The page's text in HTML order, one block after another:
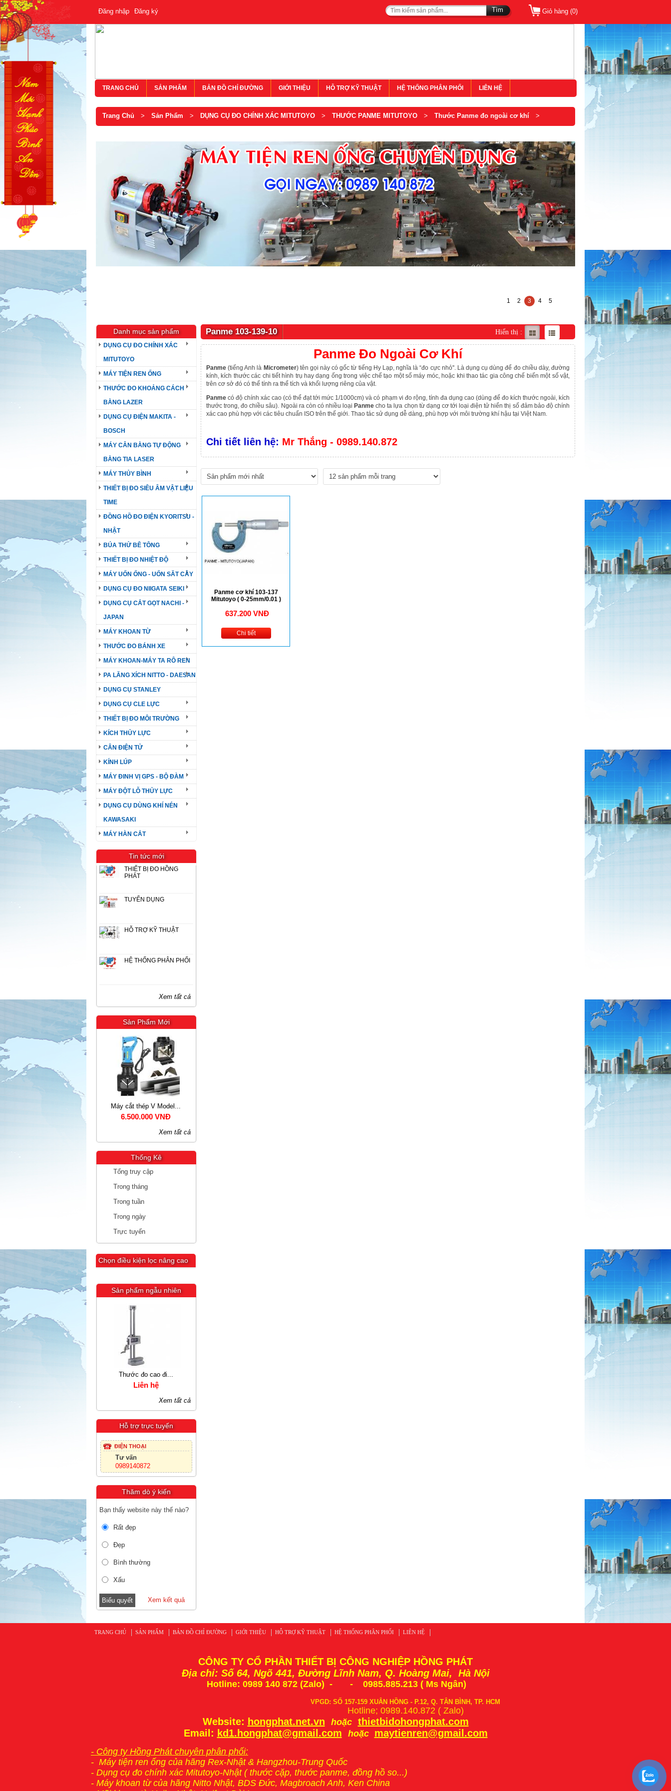
Đăng nhập Đăng ký Giỏ hàng (0)
Tìm
TRANG CHỦ SẢN PHẨM BẢN ĐỒ CHỈ ĐƯỜNG GIỚI THIỆU HỖ TRỢ KỸ THUẬT HỆ THỐNG PHÂN PHỐI LIÊN HỆ
Trang Chủ > Sản Phẩm > DỤNG CỤ ĐO CHÍNH XÁC MITUTOYO > THƯỚC PANME MITUTOYO > Thước Panme đo ngoài cơ khí >
1 2 3 4 5
Danh mục sản phẩm
DỤNG CỤ ĐO CHÍNH XÁC
MITUTOYO
MÁY TIỆN REN ỐNG
THƯỚC ĐO KHOẢNG CÁCH
BẰNG LAZER
DỤNG CỤ ĐIỆN MAKITA -
BOSCH
MÁY CÂN BẰNG TỰ ĐỘNG
BẰNG TIA LASER
MÁY THỦY BÌNH
THIẾT BỊ ĐO SIÊU ÂM VẬT LIỆU
TIME
ĐỒNG HỒ ĐO ĐIỆN KYORITSU -
NHẬT
BÚA THỬ BÊ TÔNG
THIẾT BỊ ĐO NHIỆT ĐỘ
MÁY UỐN ỐNG - UỐN SĂT CÂY
DỤNG CỤ ĐO NIIGATA SEIKI
DỤNG CỤ CẮT GỌT NACHI -
JAPAN
MÁY KHOAN TỪ
THƯỚC ĐO BÁNH XE
MÁY KHOAN-MÁY TA RÔ REN
PA LĂNG XÍCH NITTO - DAESAN
DỤNG CỤ STANLEY
DỤNG CỤ CLE LỰC
THIẾT BỊ ĐO MÔI TRƯỜNG
KÍCH THỦY LỰC
CÂN ĐIỆN TỬ
KÍNH LÚP
MÁY ĐINH VỊ GPS - BỘ ĐÀM
MÁY ĐỘT LỖ THỦY LỰC
DỤNG CỤ DÙNG KHÍ NÉN
KAWASAKI
MÁY HÀN CẮT
Tin tức mới
THIẾT BỊ ĐO HỒNG
PHÁT
TUYỂN DỤNG
HỖ TRỢ KỸ THUẬT
HỆ THỐNG PHÂN PHỐI
Xem tất cả
Sản Phẩm Mới
Máy cắt thép V Model...
6.500.000 VNĐ
Máy độ lỗ thủy lực M...
8.900.000 VNĐ
Xem tất cả
Thống Kê
Tổng truy cập
Trong tháng
Trong tuần
Trong ngày
Trực tuyến
Chọn điều kiện lọc nâng cao
Sản phẩm ngẫu nhiên
Thước đo cao đi... Máy cân bằng t...
5.700.000 VNĐ
Xem tất cả
Hỗ trợ trực tuyến
ĐIỆN THOẠI
Tư vấn
0989140872
Thăm dò ý kiến
Bạn thấy website này thế nào?
Rất đẹp
Đẹp
Bình thường
Xấu
Xem kết quả
Panme 103-139-10 Hiển thị :
Panme Đo Ngoài Cơ Khí
Panme(tiếng Anh là Micrometer) tên gọi này có gốc từ tiếng Hy Lạp, nghĩa là “đo cực nhỏ''. Là dụng cụ dùng để đo chiều dày, đường
kính, kích thước các chi tiết hình trụ hay dạng ống trong việc chế tạo một số máy móc, hoặc khi thao tác gia công chế biến một số vật,
trên cơ sở đó có thể tính ra thể tích và khối lượng riêng của vật.
Panme có độ chính xác cao (có thể đạt tới mức 1/1000cm) và có phạm vi đo rộng, tính đa dụng cao (dùng để đo kích thước ngoài, kích
thước trong, đo chiều sâu). Ngoài ra còn có nhiều loại Panme cho ta lựa chọn từ dạng cơ tới loại điện tử hiển thị số đảm bảo độ chính
xác cao phù hợp với các tiêu chuẩn ISO trên thế giới. Thao tác sử dụng dễ dàng, phù hợp với môi trường khí hậu tại Việt Nam.
Chi tiết liên hệ: Mr Thắng - 0989.140.872
Panme cơ khí 103-137
Mitutoyo ( 0-25mm/0.01 )
637.200 VNĐ
Chi tiết
TRANG CHỦ SẢN PHẨM BẢN ĐỒ CHỈ ĐƯỜNG GIỚI THIỆU HỖ TRỢ KỸ THUẬT HỆ THỐNG PHÂN PHỐI LIÊN HỆ
CÔNG TY CỔ PHẦN THIẾT BỊ CÔNG NGHIỆP HỒNG PHÁT
Địa chỉ: Số 64, Ngõ 441, Đường Lĩnh Nam, Q. Hoàng Mai, Hà Nội
Hotline: 0989 140 872 (Zalo) - - 0985.885.213 ( Ms Ngân)
VPGD: SỐ 157-159 XUÂN HỒNG - P.12, Q. TÂN BÌNH, TP. HCM
Hotline; 0989.140.872 ( Zalo)
Website: hongphat.net.vn hoặc
thietbidohongphat.com
Email: kd1.hongphat@gmail.com hoặc maytienren@gmail.com
- Công ty Hồng Phát chuyên phân phối:
- Máy tiện ren ống của hãng Rex-Nhật & Hangzhou-Trung Quốc
- Dụng cụ đo chính xác Mitutoyo-Nhật ( thước cặp, thước panme, đồng hồ so...)
- Máy khoan từcủa hãng Nitto Nhật, BDS Đức, Magbroach Anh, Ken China